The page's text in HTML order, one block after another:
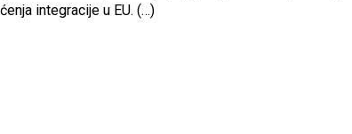
integracije u EU. (…)